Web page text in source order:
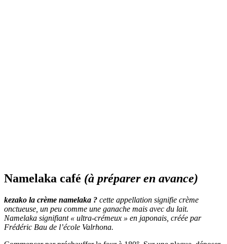
Namelaka café (à préparer en avance)
kezako la crème namelaka ? cette appellation signifie crème
onctueuse, un peu comme une ganache mais avec du lait.
Namelaka signifiant « ultra-crémeux » en japonais, créée par
Frédéric Bau de l’école Valrhona.